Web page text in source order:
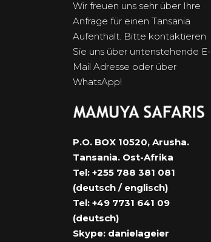
Wir freuen uns sehr über Ihre
Anfrage für einen Tansania
Aufenthalt. Bitte kontaktieren
Sie uns über untenstehende E-
Mail Adresse oder über
WhatsApp!
P.O. BOX 10520, Arusha.
Tansania. Ost-Afrika
Tel: +255 788 381 081
(deutsch / englisch)
Tel: +49 7731 641 09
(deutsch)
Skype: danielageier